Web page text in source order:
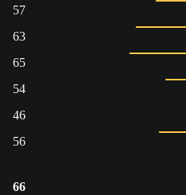
57
63
65
54
46
56
66